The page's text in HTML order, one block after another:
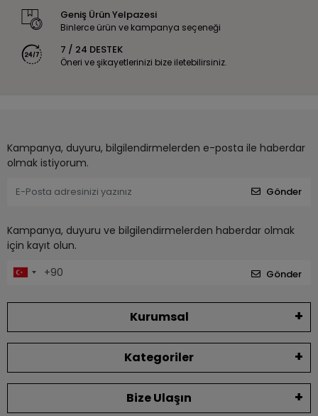
Geniş Ürün Yelpazesi
Binlerce ürün ve kampanya seçeneği
7 / 24 DESTEK
Öneri ve şikayetlerinizi bize iletebilirsiniz.
Kampanya, duyuru, bilgilendirmelerden e-posta ile haberdar
olmak istiyorum.
Gönder
Kampanya, duyuru ve bilgilendirmelerden haberdar olmak
için kayıt olun.
Gönder
Kurumsal
Kategoriler
Bize Ulaşın